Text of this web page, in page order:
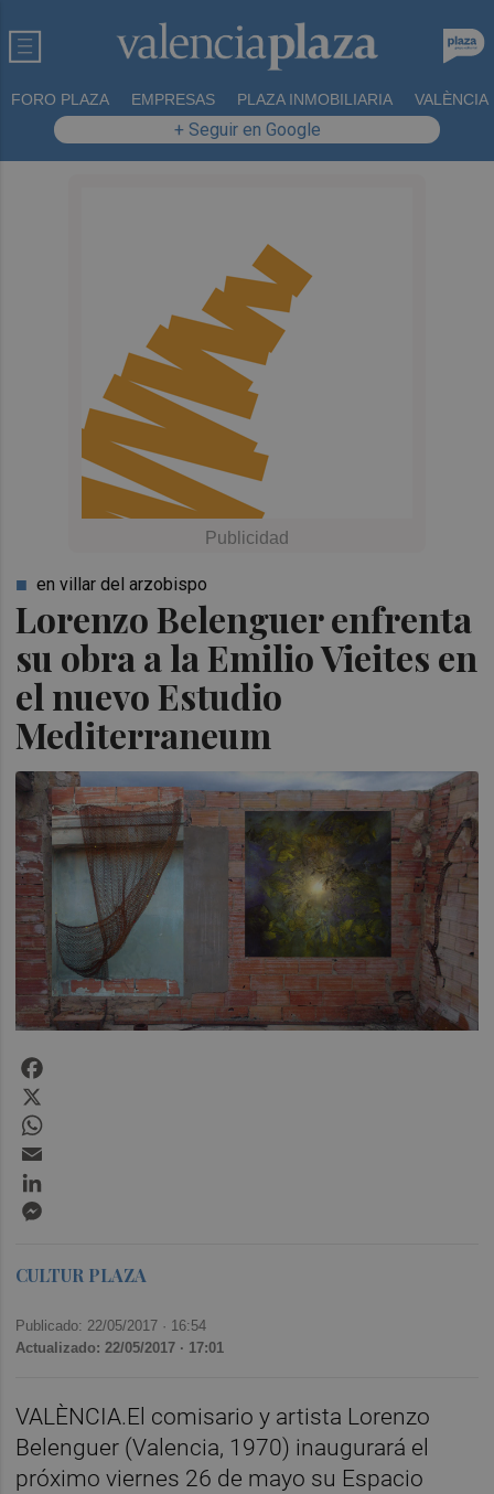
FORO PLAZA EMPRESAS PLAZA INMOBILIARIA VALÈNCIA
+ Seguir en Google
Lorenzo Belenguer enfrenta
su obra a la Emilio Vieites en
el nuevo Estudio
Mediterraneum
en villar del arzobispo
CULTUR PLAZA
Publicado: 22/05/2017 · 16:54
Actualizado: 22/05/2017 · 17:01
VALÈNCIA.El comisario y artista Lorenzo
Belenguer (Valencia, 1970) inaugurará el
próximo viernes 26 de mayo su Espacio